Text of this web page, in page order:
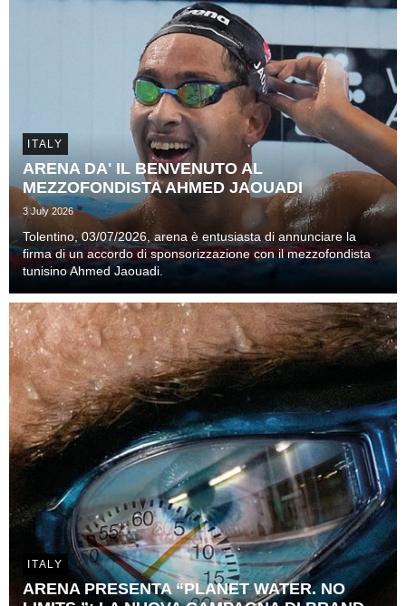
ITALY
ARENA DA' IL BENVENUTO AL
MEZZOFONDISTA AHMED JAOUADI
3 July 2026
Tolentino, 03/07/2026, arena è entusiasta di annunciare la
firma di un accordo di sponsorizzazione con il mezzofondista
tunisino Ahmed Jaouadi.
ITALY
ARENA PRESENTA “PLANET WATER. NO